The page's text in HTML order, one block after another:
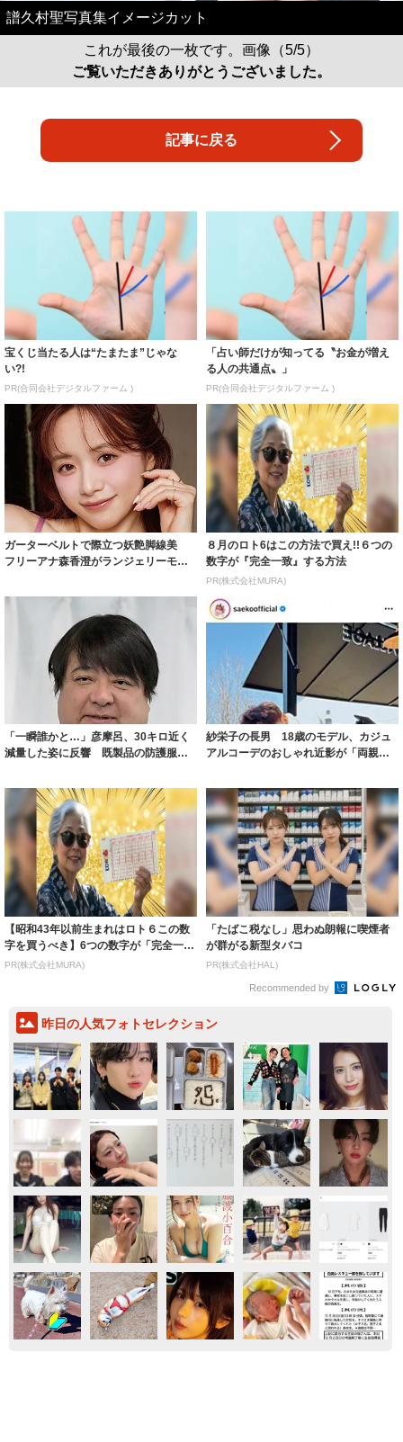
譜久村聖写真集イメージカット
これが最後の一枚です。画像（5/5）
ご覧いただきありがとうございました。
記事に戻る
宝くじ当たる人は“たまたま”じゃな
い?!
PR(合同会社デジタルファーム )
「占い師だけが知ってる〝お金が増え
る人の共通点〟」
PR(合同会社デジタルファーム )
ガーターベルトで際立つ妖艶脚線美
フリーアナ森香澄がランジェリーモデ
８月のロト6はこの方法で買え!!６つの
数字が『完全一致』する方法
PR(株式会社MURA)
「一瞬誰かと…」彦摩呂、30キロ近く
減量した姿に反響 既製品の防護服が
紗栄子の長男 18歳のモデル、カジュ
アルコーデのおしゃれ近影が「両親の
【昭和43年以前生まれはロト６この数
字を買うべき】6つの数字が「完全一
致」する方...
PR(株式会社MURA)
「たばこ税なし」思わぬ朗報に喫煙者
が群がる新型タバコ
PR(株式会社HAL)
Recommended by
昨日の人気フォトセレクション